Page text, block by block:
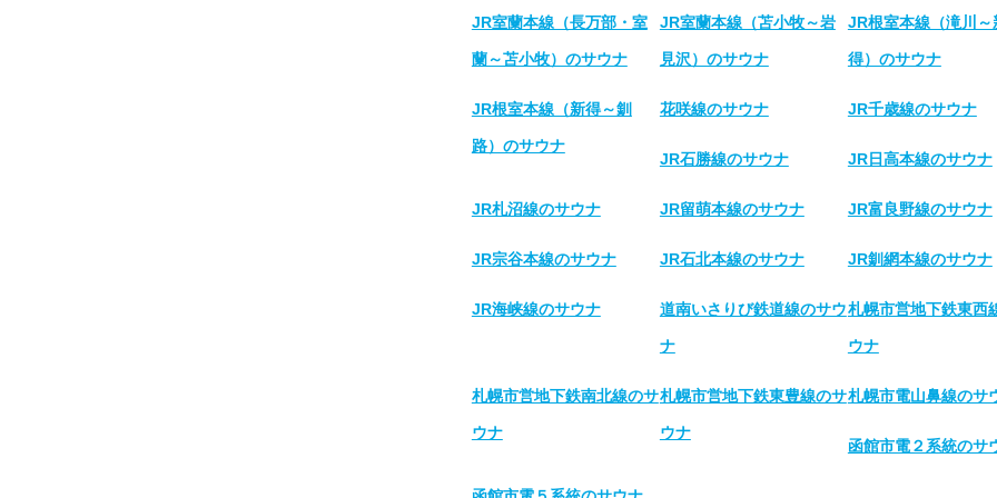
JR室蘭本線（長万部・室
蘭～苫小牧）のサウナ
JR室蘭本線（苫小牧～岩
見沢）のサウナ
JR根室本線（滝川～
得）のサウナ
JR根室本線（新得～釧
路）のサウナ
花咲線のサウナ JR千歳線のサウナ
JR石勝線のサウナ JR日高本線のサウナ
JR札沼線のサウナ JR留萌本線のサウナ JR富良野線のサウナ
JR宗谷本線のサウナ JR石北本線のサウナ JR釧網本線のサウナ
JR海峡線のサウナ 道南いさりび鉄道線のサウ
ナ
札幌市営地下鉄東西
ウナ
札幌市営地下鉄南北線のサ
ウナ
札幌市営地下鉄東豊線のサ
ウナ
札幌市電山鼻線のサ
函館市電２系統のサ